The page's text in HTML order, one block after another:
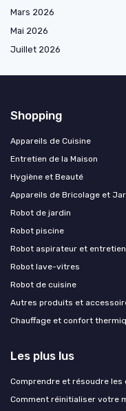
Mars 2026
Mai 2026
Juillet 2026
Shopping
Appareils de Cuisine
Entretien de la Maison
Hygiène et Beauté
Appareils de Bricolage et
Robot de jardin
Robot piscine
Robot aspirateur et
Robot lave-vitres
Robot de cuisine
Autres produits et
Chauffage et confort
Les plus lus
Comprendre et résoudre
Comment réinitialiser votre